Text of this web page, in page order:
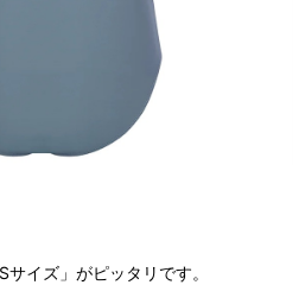
イズ」がピッタリです。